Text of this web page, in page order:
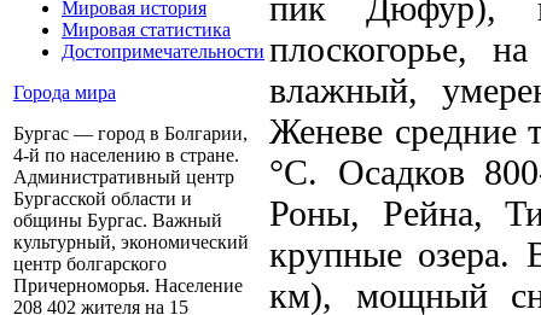
Мировая история
Мировая статистика
Достопримечательности
Города мира
Бургас — город в Болгарии,
4-й по населению в стране.
Административный центр
Бургасской области и
общины Бургас. Важный
культурный, экономический
центр болгарского
Причерноморья. Население
208 402 жителя на 15
плоскогорье,
влажный,
Женеве средние
°С. Осадков
Роны, Рейна,
крупные
км), мощный